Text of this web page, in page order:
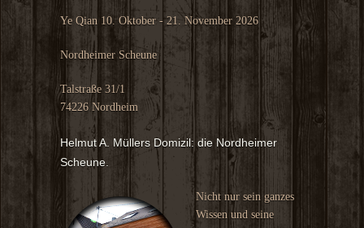
Ye Qian 10. Oktober - 21. November 2026
Nordheimer Scheune
Talstraße 31/1
74226 Nordheim
Helmut A. Müllers Domizil: die Nordheimer
Scheune.
Nicht nur sein ganzes
Wissen und seine